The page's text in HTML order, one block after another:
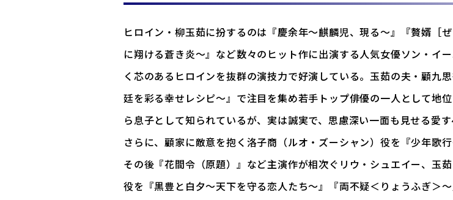
ヒロイン・柳玉茹に扮するのは『慶余年～麒麟児、現る～』『贅婿［
に翔ける蒼き炎～』など数々のヒット作に出演する人気女優ソン・イ
く芯のあるヒロインを抜群の演技力で好演している。玉茹の夫・顧九
廷を彩る幸せレシピ～』で注目を集め若手トップ俳優の一人として地
ら息子として知られているが、実は誠実で、思慮深い一面も見せる愛
さらに、顧家に敵意を抱く洛子商（ルオ・ズーシャン）役を『少年
その後『花間令（原題）』など主演作が相次ぐリウ・シュエイー、玉
役を『黒豊と白夕～天下を守る恋人たち～』『両不疑＜りょうふぎ＞